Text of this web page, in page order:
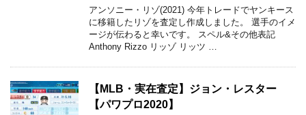
アンソニー・リゾ(2021) 今年トレードでヤンキース
に移籍したリゾを査定し作成しました。 選手のイメ
ージが伝わると幸いです。 スペル&その他表記
Anthony Rizzo リッゾ リッツ …
【MLB・実在査定】ジョン・レスター
【パワプロ2020】